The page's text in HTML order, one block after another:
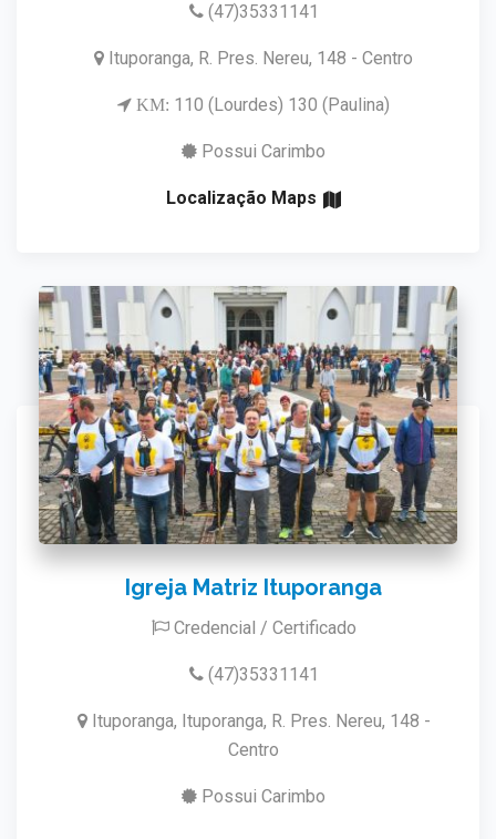
(47)35331141
Ituporanga, R. Pres. Nereu, 148 - Centro
KM: 110 (Lourdes) 130 (Paulina)
Possui Carimbo
Localização Maps
Igreja Matriz Ituporanga
Credencial / Certificado
(47)35331141
Ituporanga, Ituporanga, R. Pres. Nereu, 148 -
Centro
Possui Carimbo